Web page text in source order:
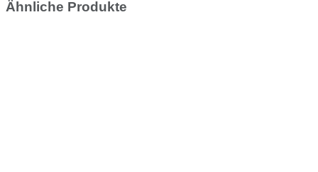
Ähnliche Produkte